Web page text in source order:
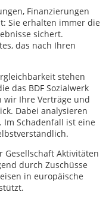
Finanzierungen
Sie erhalten immer die
sichert.
das nach Ihren
stehen
das BDF Sozialwerk
wir Ihre Verträge und
Dabei analysieren
Im Schadenfall ist eine
Aktivitäten
durch Zuschüsse
in europäische